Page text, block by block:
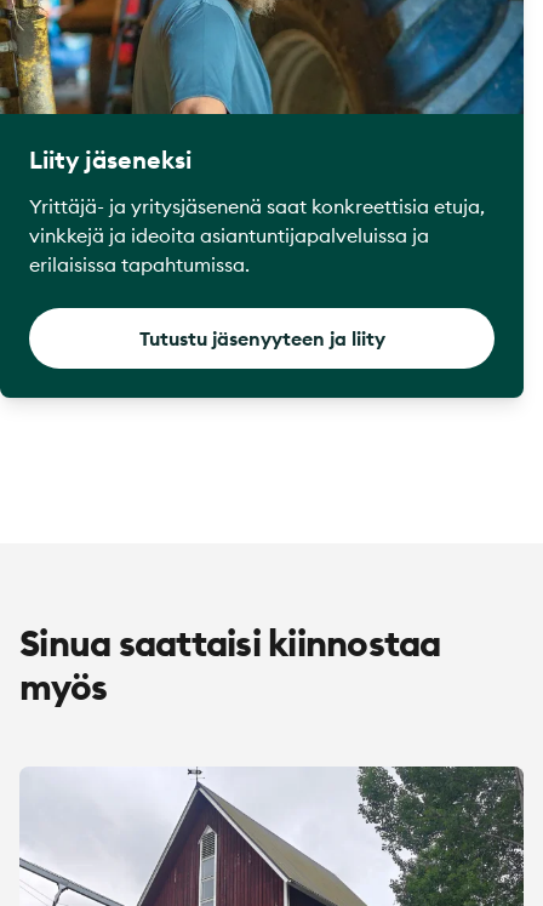
Liity jäseneksi
Yrittäjä- ja yritysjäsenenä saat konkreettisia etuja,
vinkkejä ja ideoita asiantuntijapalveluissa ja
erilaisissa tapahtumissa.
Tutustu jäsenyyteen ja liity
Sinua saattaisi kiinnostaa
myös